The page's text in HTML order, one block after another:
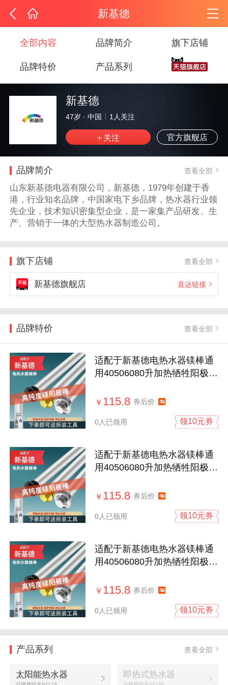
新基德
全部内容 品牌简介 旗下店铺
品牌特价 产品系列
新基德
47岁 · 中国 1 人关注
官方旗舰店
品牌简介 查看全部
山东新基德电器有限公司，新基德，1979年创建于香
港，行业知名品牌，中国家电下乡品牌，热水器行业领
先企业，技术知识密集型企业，是一家集产品研发、生
产、营销于一体的大型热水器制造公司。
旗下店铺 查看全部
新基德旗舰店 直达链接
品牌特价 查看全部
适配于新基德电热水器镁棒通
用40506080升加热牺牲阳极除
￥ 115.8 券后价
0人已领用 领10元券
适配于新基德电热水器镁棒通
用40506080升加热牺牲阳极除
￥ 115.8 券后价
0人已领用 领10元券
适配于新基德电热水器镁棒通
用40506080升加热牺牲阳极除
￥ 115.8 券后价
0人已领用 领10元券
产品系列 查看全部
太阳能热水器 即热式热水器